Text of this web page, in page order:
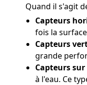
Quand il s'agit
Capteurs
fois la
Capteurs
grande
Capteurs
à l'eau. Ce